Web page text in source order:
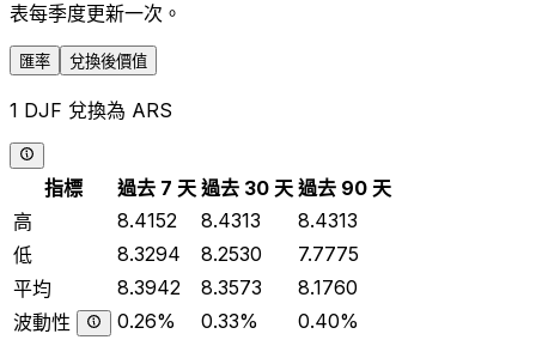
表每季度更新一次。
匯率 兌換後價值
1 DJF 兌換為 ARS
指標 過去 7 天 過去 30 天 過去 90 天
高
8.4152 8.4313
8.4313
低
8.3294 8.2530
7.7775
平均
8.3942 8.3573
8.1760
波動性
0.26% 0.33% 0.40%